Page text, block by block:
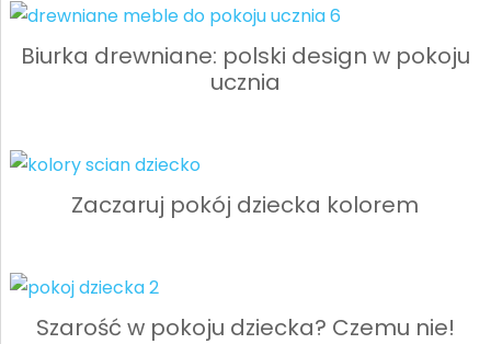
Biurka drewniane: polski design w pokoju
ucznia
Zaczaruj pokój dziecka kolorem
Szarość w pokoju dziecka? Czemu nie!